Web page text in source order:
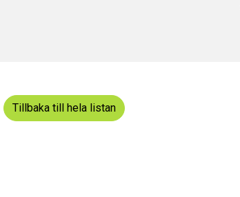
Tillbaka till hela listan